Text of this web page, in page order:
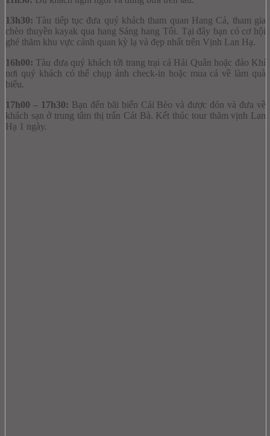
13h30:Tàu tiếp tục đưa quý khách tham quan Hang Cả, tham gia
chèo thuyền kayak qua hang Sáng hang Tối. Tại đây bạn có cơ hội
ghé thăm khu vực cảnh quan kỳ lạ và đẹp nhất trên Vịnh Lan Hạ.
16h00: Tàu đưa quý khách tới trang trại cá Hải Quân hoặc đảo Khỉ
nơi quý khách có thể chụp ảnh check-in hoặc mua cá về làm quà
biếu.
17h00 – 17h30: Bạn đến bãi biển Cái Bèo và được đón và đưa về
khách sạn ở trung tâm thị trấn Cát Bà. Kết thúc tour thăm vịnh Lan
Hạ 1 ngày.